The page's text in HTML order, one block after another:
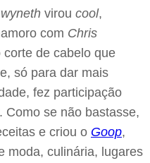
virou cool,
com Chris
corte de cabelo que
só para dar mais
fez participação
. Como se não bastasse,
e criou o Goop,
moda, culinária, lugares